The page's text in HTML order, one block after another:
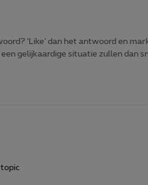
‘Like’ dan het antwoord en
gelijkaardige situatie zullen dan